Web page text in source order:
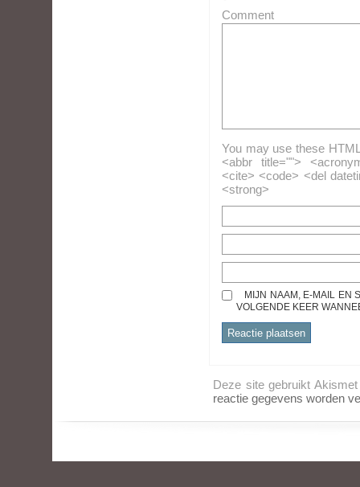
Comment
You may use these
<abbr title="">
<cite> <code> <del
<strong>
MIJN NAAM, E-MAIL EN
VOLGENDE KEER
Deze site gebruikt
reactie gegevens worden